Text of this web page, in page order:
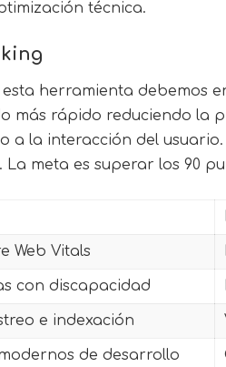
técnica.
herramienta debemos
más rápido reduciendo
la interacción del
meta es superar los 90
Web Vitals
con discapacidad
e indexación
de desarrollo